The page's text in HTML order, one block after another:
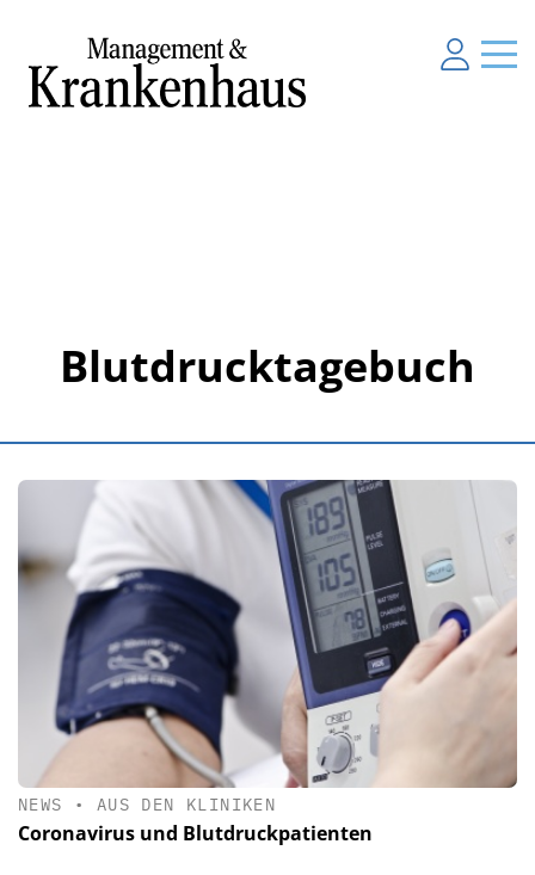
Blutdrucktagebuch
NEWS • AUS DEN KLINIKEN
Coronavirus und Blutdruckpatienten